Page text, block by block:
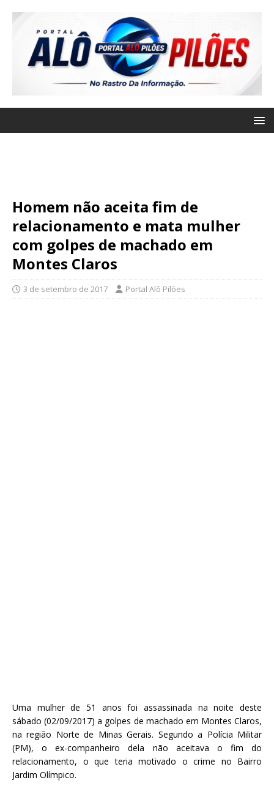
Homem não aceita fim de
relacionamento e mata mulher
com golpes de machado em
Montes Claros
3 de setembro de 2017 Portal Alô Pilões
Uma mulher de 51 anos foi assassinada na noite deste
sábado (02/09/2017) a golpes de machado em Montes Claros,
na região Norte de Minas Gerais. Segundo a Polícia Militar
(PM), o ex-companheiro dela não aceitava o fim do
relacionamento, o que teria motivado o crime no Bairro
Jardim Olímpico.